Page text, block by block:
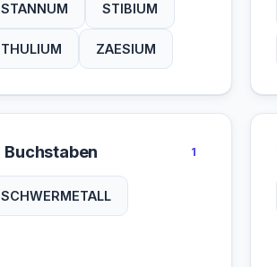
STANNUM STIBIUM
THULIUM ZAESIUM
Buchstaben 1
SCHWERMETALL